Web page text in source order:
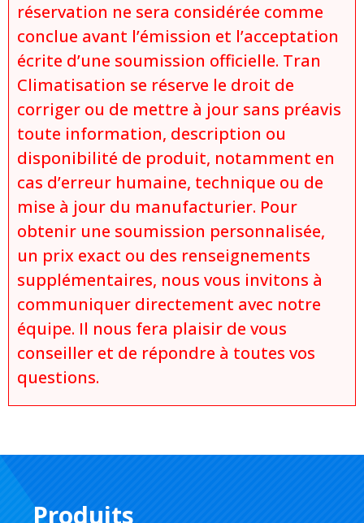
réservation ne sera considérée comme
conclue avant l’émission et l’acceptation
écrite d’une soumission officielle. Tran
Climatisation se réserve le droit de
corriger ou de mettre à jour sans préavis
toute information, description ou
disponibilité de produit, notamment en
cas d’erreur humaine, technique ou de
mise à jour du manufacturier. Pour
obtenir une soumission personnalisée,
un prix exact ou des renseignements
supplémentaires, nous vous invitons à
communiquer directement avec notre
équipe. Il nous fera plaisir de vous
conseiller et de répondre à toutes vos
questions.
Produits